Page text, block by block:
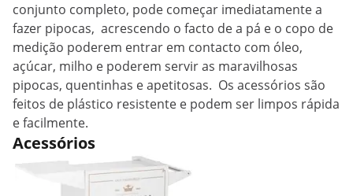
conjunto completo, pode começar imediatamente a
fazer pipocas, acrescendo o facto de a pá e o copo de
medição poderem entrar em contacto com óleo,
açúcar, milho e poderem servir as maravilhosas
pipocas, quentinhas e apetitosas. Os acessórios são
feitos de plástico resistente e podem ser limpos rápida
e facilmente.
Acessórios